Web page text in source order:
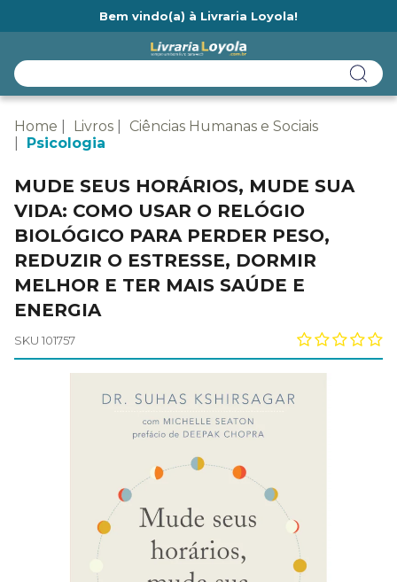
Bem vindo(a) à Livraria Loyola!
Home Livros
Ciências Humanas e Sociais
Psicologia
MUDE SEUS HORÁRIOS, MUDE SUA
VIDA: COMO USAR O RELÓGIO
BIOLÓGICO PARA PERDER PESO,
REDUZIR O ESTRESSE, DORMIR
MELHOR E TER MAIS SAÚDE E
ENERGIA
SKU 101757